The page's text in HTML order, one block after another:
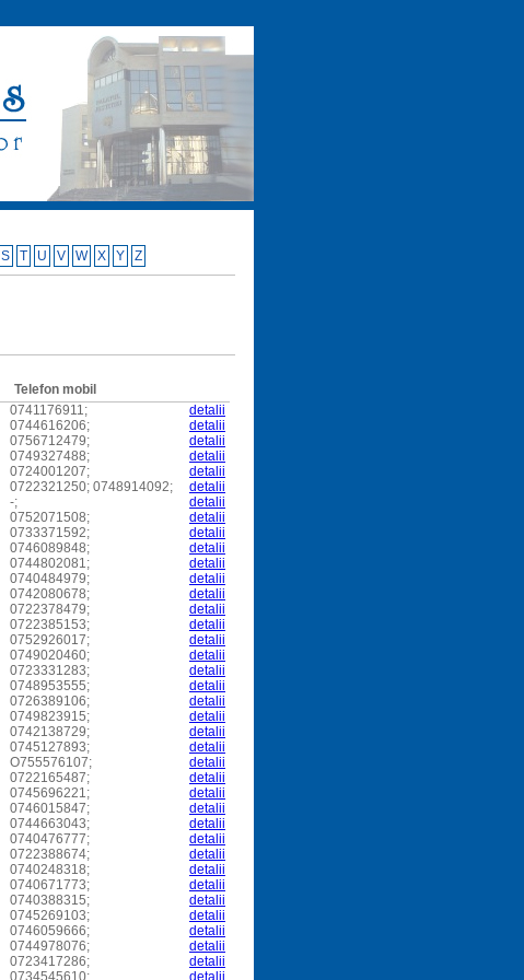
S T U V W X Y Z
Telefon mobil
0741176911;
detalii
0744616206;
detalii
0756712479;
detalii
0749327488;
detalii
0724001207;
detalii
0722321250; 0748914092;
detalii
-;
detalii
0752071508;
detalii
0733371592;
detalii
0746089848;
detalii
0744802081;
detalii
0740484979;
detalii
0742080678;
detalii
0722378479;
detalii
0722385153;
detalii
0752926017;
detalii
0749020460;
detalii
0723331283;
detalii
0748953555;
detalii
0726389106;
detalii
0749823915;
detalii
0742138729;
detalii
0745127893;
detalii
O755576107;
detalii
0722165487;
detalii
0745696221;
detalii
0746015847;
detalii
0744663043;
detalii
0740476777;
detalii
0722388674;
detalii
0740248318;
detalii
0740671773;
detalii
0740388315;
detalii
0745269103;
detalii
0746059666;
detalii
0744978076;
detalii
0723417286;
detalii
0734545610; detalii